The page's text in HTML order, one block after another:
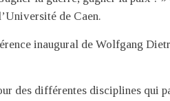
de Caen.
inaugural de Wolfgang
des différentes disciplines qui